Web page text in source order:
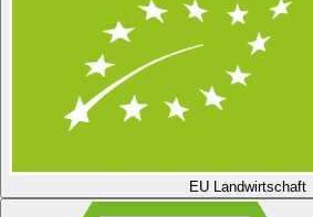
EU Landwirtschaft